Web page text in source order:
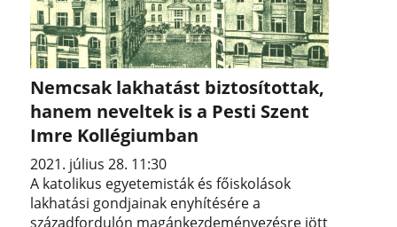
Nemcsak lakhatást biztosítottak,
hanem neveltek is a Pesti Szent
Imre Kollégiumban
2021. július 28. 11:30
A katolikus egyetemisták és főiskolások
lakhatási gondjainak enyhítésére a
századfordulón magánkezdeményezésre jött